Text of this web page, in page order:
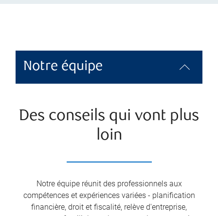
Notre équipe
Des conseils qui vont plus
loin
Notre équipe réunit des professionnels aux
compétences et expériences variées - planification
financière, droit et fiscalité, relève d'entreprise,